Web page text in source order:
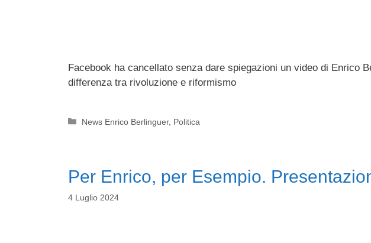
Facebook ha cancellato senza dare spiegazioni un video di Enrico
differenza tra rivoluzione e riformismo
Categorie
News Enrico Berlinguer, Politica
Per Enrico, per Esempio.
4 Luglio 2024